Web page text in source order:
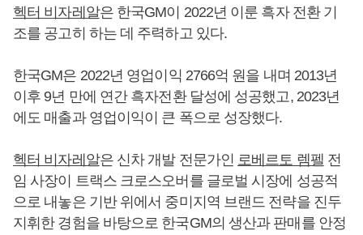
헥터 비자레알은 한국GM이 2022년 이룬 흑자 전환 기
조를 공고히 하는 데 주력하고 있다.
한국GM은 2022년 영업이익 2766억 원을 내며 2013년
이후 9년 만에 연간 흑자전환 달성에 성공했고, 2023년
에도 매출과 영업이익이 큰 폭으로 성장했다.
헥터 비자레알은 신차 개발 전문가인 로베르토 렘펠 전
임 사장이 트랙스 크로스오버를 글로벌 시장에 성공적
으로 내놓은 기반 위에서 중미지역 브랜드 전략을 진두
지휘한 경험을 바탕으로 한국GM의 생산과 판매를 안정